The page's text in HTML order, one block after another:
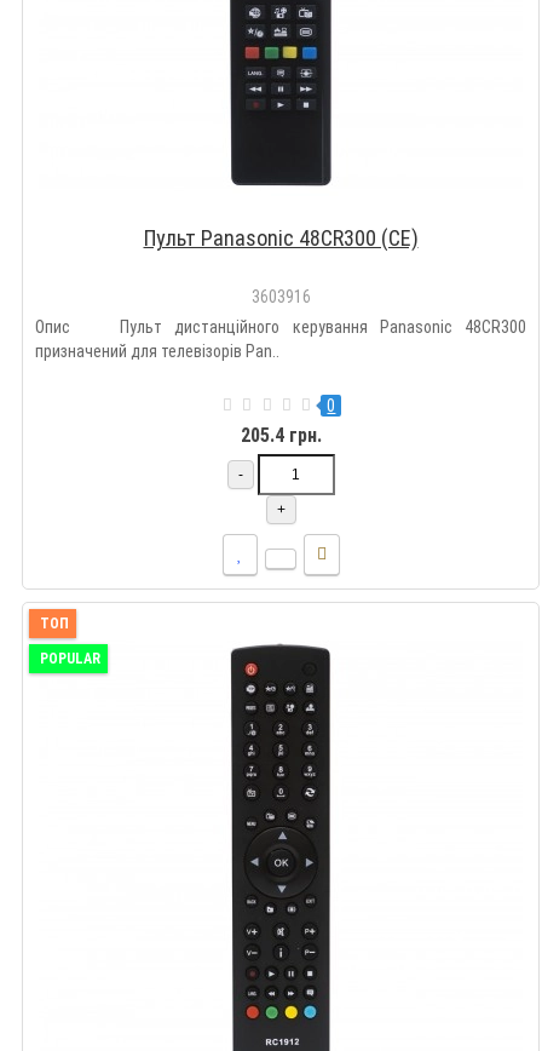
Пульт Panasonic 48CR300 (CE)
3603916
Опис Пульт дистанційного керування Panasonic 48CR300
призначений для телевізорів Pan..
0
205.4 грн.
-
+
ТОП
POPULAR